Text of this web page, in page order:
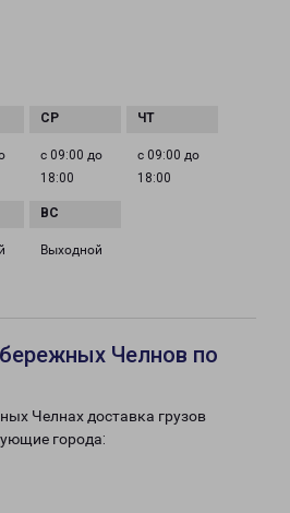
с 09:00 до
18:00
с 09:00 до
18:00
Выходной
Челнов по
Челнах доставка грузов
города: